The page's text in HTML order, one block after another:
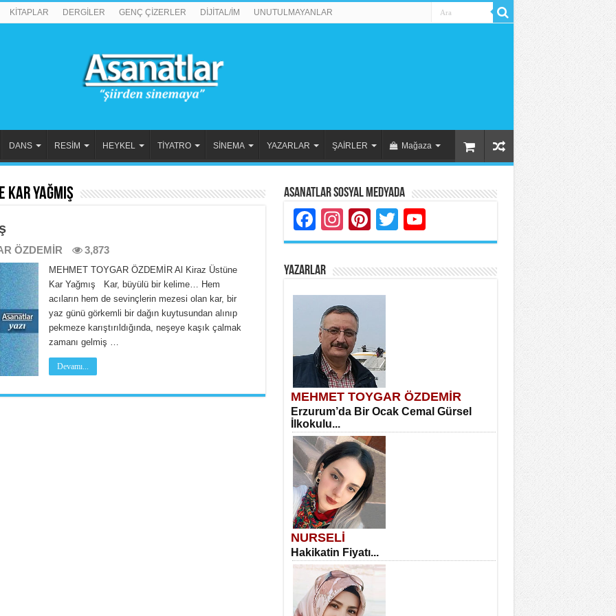
KİTAPLAR DERGİLER GENÇ ÇİZERLER DİJİTAL/İM UNUTULMAYANLAR
DANS RESİM HEYKEL TİYATRO SİNEMA YAZARLAR ŞAİRLER Mağaza
Yağmış
ÖZDEMİR 3,873
MEHMET TOYGAR ÖZDEMİR Al Kiraz Üstüne
Kar Yağmış Kar, büyülü bir kelime… Hem
acıların hem de sevinçlerin mezesi olan kar, bir
yaz günü görkemli bir dağın kuytusundan alınıp
pekmeze karıştırıldığında, neşeye kaşık çalmak
zamanı gelmiş …
Devamı...
Asanatlar Sosyal Medyada
Facebook
Instagram
Pinterest
Twitter
YAZARLAR
MEHMET TOYGAR ÖZDEMİR
Erzurum’da Bir Ocak Cemal Gürsel
İlkokulu...
NURSELİ
Hakikatin Fiyatı...